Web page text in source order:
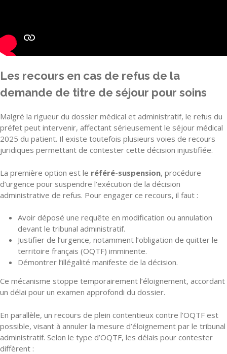
Les recours en cas de refus de la
demande de titre de séjour pour soins
Malgré la rigueur du dossier médical et administratif, le refus du
préfet peut intervenir, affectant sérieusement le séjour médical
2025 du patient. Il existe toutefois plusieurs voies de recours
juridiques permettant de contester cette décision injustifiée.
La première option est le référé-suspension, procédure
d’urgence pour suspendre l’exécution de la décision
administrative de refus. Pour engager ce recours, il faut :
Avoir déposé une requête en modification ou annulation
devant le tribunal administratif.
Justifier de l’urgence, notamment l’obligation de quitter le
territoire français (OQTF) imminente.
Démontrer l’illégalité manifeste de la décision.
Ce mécanisme stoppe temporairement l’éloignement, accordant
un délai pour un examen approfondi du dossier.
En parallèle, un recours de plein contentieux contre l’OQTF est
possible, visant à annuler la mesure d’éloignement par le tribunal
administratif. Selon le type d’OQTF, les délais pour contester
diffèrent :